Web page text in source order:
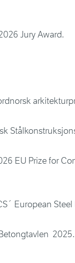
Jury Award.
EU Prize for
European
2025.